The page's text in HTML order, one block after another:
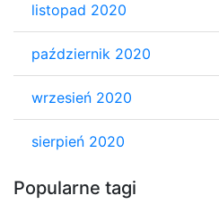
listopad 2020
październik 2020
wrzesień 2020
sierpień 2020
Popularne tagi